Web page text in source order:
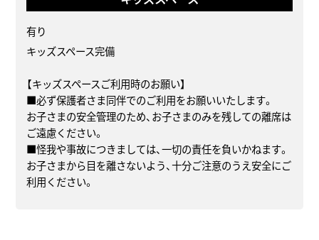
有り
キッズスペース完備
【キッズスペースご利用時のお願い】
■必ず保護者さま同伴でのご利用をお願いいたします。
お子さまの安全管理のため、お子さまのみを残しての離席は
ご遠慮ください。
■怪我や事故につきましては、一切の責任を負いかねます。
お子さまから目を離さないよう、十分ご注意のうえ安全にご
利用ください。